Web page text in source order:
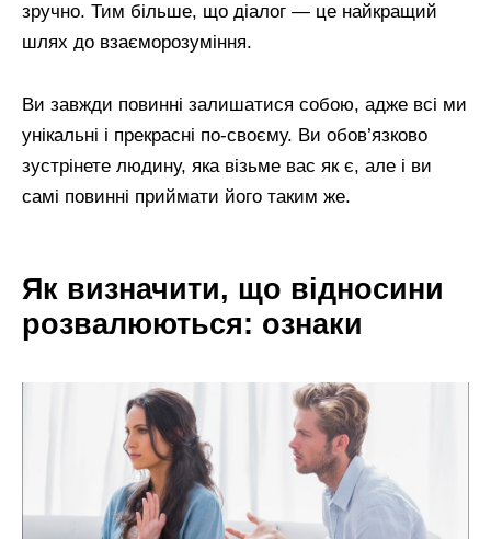
зручно. Тим більше, що діалог — це найкращий
шлях до взаєморозуміння.
Ви завжди повинні залишатися собою, адже всі ми
унікальні і прекрасні по-своєму. Ви обов’язково
зустрінете людину, яка візьме вас як є, але і ви
самі повинні приймати його таким же.
Як визначити, що відносини
розвалюються: ознаки